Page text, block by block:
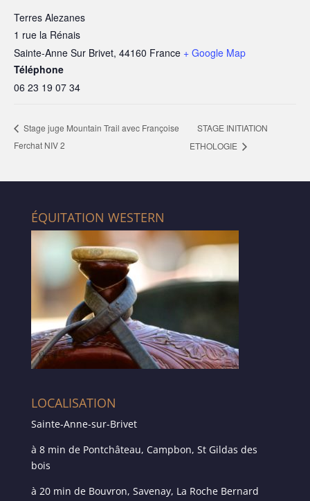
Terres Alezanes
1 rue la Rénais
Sainte-Anne Sur Brivet, 44160 France + Google Map
Téléphone
06 23 19 07 34
Stage juge Mountain Trail avec Françoise
Ferchat NIV 2
STAGE INITIATION
ETHOLOGIE
ÉQUITATION WESTERN
LOCALISATION
Sainte-Anne-sur-Brivet
à 8 min de Pontchâteau, Campbon, St Gildas des
bois
à 20 min de Bouvron, Savenay, La Roche Bernard